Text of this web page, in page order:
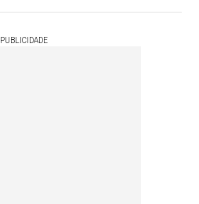
PUBLICIDADE